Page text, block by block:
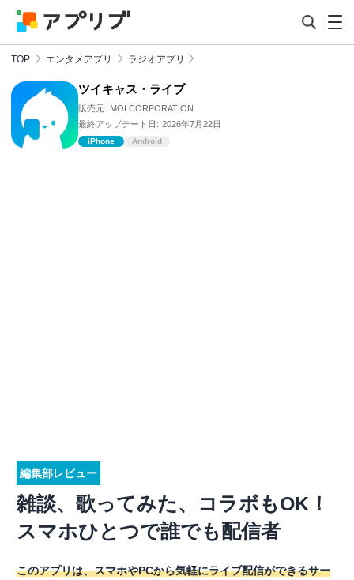
TOP エンタメアプリ ラジオアプリ
ツイキャス・ライブ
販売元: MOI CORPORATION
最終アップデート日: 2026年7月22日
iPhone Android
編集部レビュー
雑談、歌ってみた、コラボもOK！
スマホひとつで誰でも配信者
このアプリは、スマホやPCから気軽にライブ配信ができるサー